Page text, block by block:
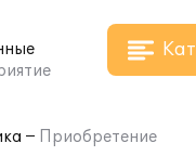
Приобретение